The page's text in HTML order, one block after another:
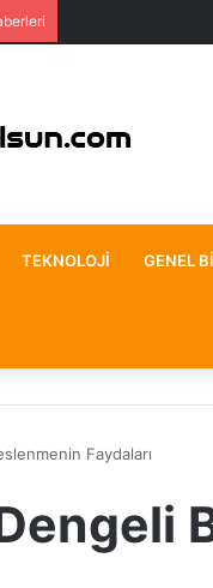
TEKNOLOJI GENEL
Faydaları